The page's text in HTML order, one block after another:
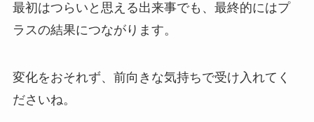
最初はつらいと思える出来事でも、最終的にはプ
ラスの結果につながります。
変化をおそれず、前向きな気持ちで受け入れてく
ださいね。